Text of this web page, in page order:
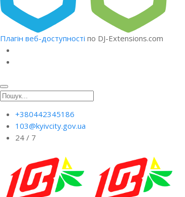
Плагін веб-доступності по DJ-Extensions.com
+380442345186
103@kyivcity.gov.ua
24 / 7